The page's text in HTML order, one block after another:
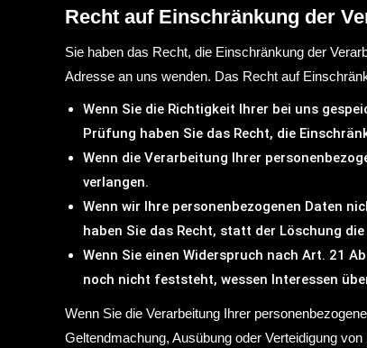
Recht auf Einschränkung der
Sie haben das Recht, die Einschränkung der
Adresse an uns wenden. Das Recht auf
Wenn Sie die Richtigkeit Ihrer bei uns
Prüfung haben Sie das Recht, die
Wenn die Verarbeitung Ihrer
verlangen.
Wenn wir Ihre personenbezogenen Daten
haben Sie das Recht, statt der Löschung
Wenn Sie einen Widerspruch nach Art. 21
noch nicht feststeht, wessen Interessen
Wenn Sie die Verarbeitung Ihrer
Geltendmachung, Ausübung oder Verteidigung